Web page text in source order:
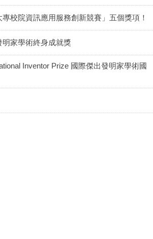
校院資訊應用服務創新競賽」五個獎項！
明家學術終身成就獎
Inventor Prize 國際傑出發明家學術國